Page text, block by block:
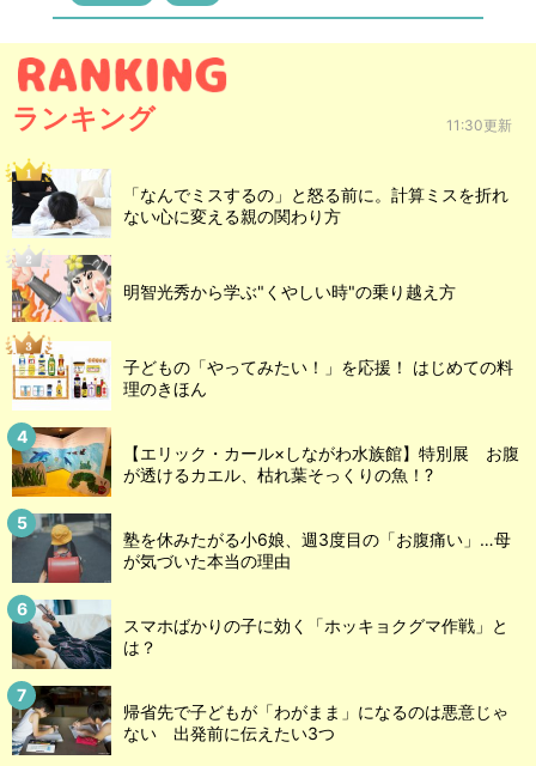
ランキング 11:30更新
「なんでミスするの」と怒る前に。計算ミスを折れ
ない心に変える親の関わり方
明智光秀から学ぶ"くやしい時"の乗り越え方
子どもの「やってみたい！」を応援！ はじめての料
理のきほん
【エリック・カール×しながわ水族館】特別展 お腹
が透けるカエル、枯れ葉そっくりの魚！?
塾を休みたがる小6娘、週3度目の「お腹痛い」…母
が気づいた本当の理由
スマホばかりの子に効く「ホッキョクグマ作戦」と
は？
帰省先で子どもが「わがまま」になるのは悪意じゃ
ない 出発前に伝えたい3つ